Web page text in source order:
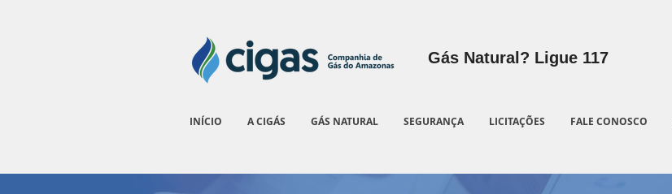
Gás Natural? Ligue 117
INÍCIO A CIGÁS GÁS NATURAL SEGURANÇA LICITAÇÕES FALE CONOSCO